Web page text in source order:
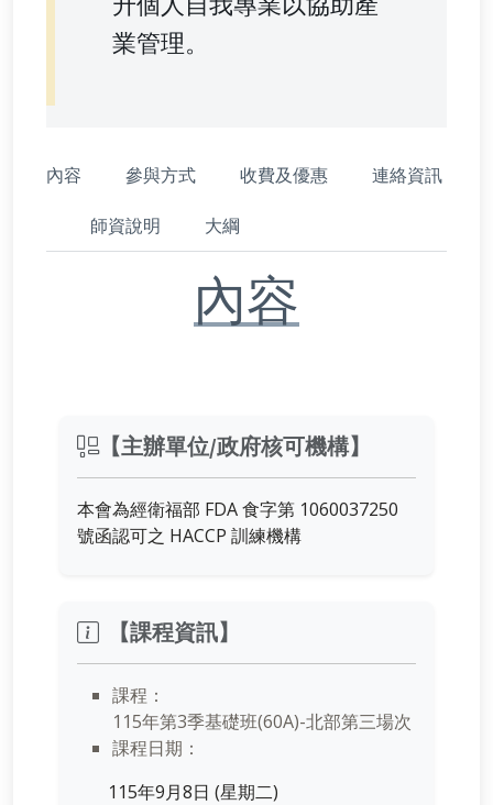
業管理。
內容 參與方式 收費及優惠
連絡資訊
師資說明
大綱
內容
【主辦單位/政府核可機構】
本會為經衛福部 FDA 食字第 1060037250
號函認可之 HACCP 訓練機構
【課程資訊】
課程：
115年第3季基礎班(60A)-北部第三場次
課程日期：
115年9月8日 (星期二)